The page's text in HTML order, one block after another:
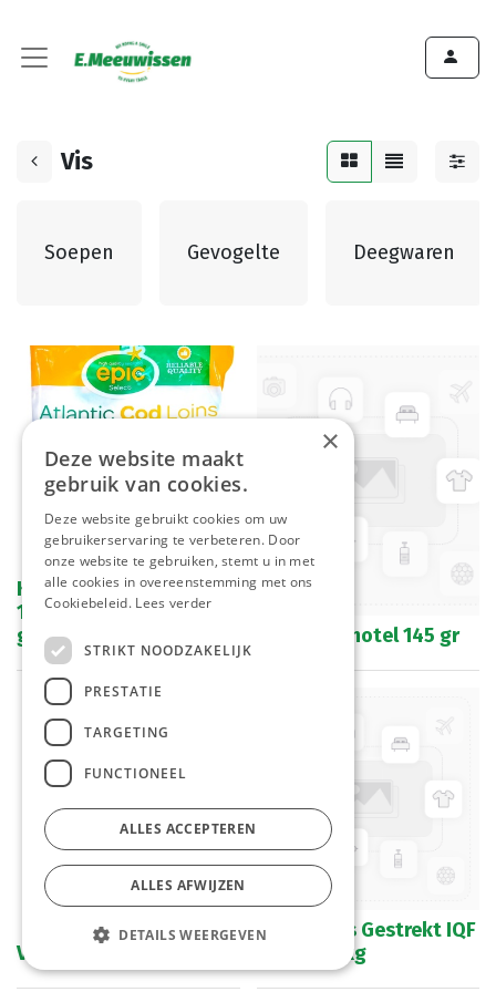
Vis
Soepen Gevogelte Deegwaren
Kabeljauw Haasjes Atl.
150-200gr/st Epic 800
gr
Noorse Schotel 145 gr
Vis Wok Mix Epic 800 gr
Tong Filets Gestrekt IQF
2-3 st - 2 kg
×
Deze website maakt
gebruik van cookies.
Deze website gebruikt cookies om uw
gebruikerservaring te verbeteren. Door
onze website te gebruiken, stemt u in met
alle cookies in overeenstemming met ons
Cookiebeleid. Lees verder
STRIKT NOODZAKELIJK
PRESTATIE
TARGETING
FUNCTIONEEL
ALLES ACCEPTEREN
ALLES AFWIJZEN
DETAILS WEERGEVEN